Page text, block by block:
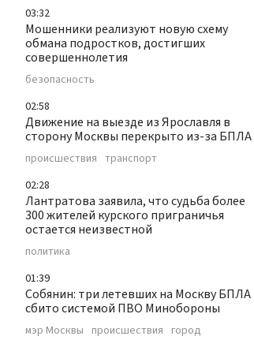
03:32
Мошенники реализуют новую схему
обмана подростков, достигших
совершеннолетия
безопасность
02:58
Движение на выезде из Ярославля в
сторону Москвы перекрыто из-за БПЛА
происшествия транспорт
02:28
Лантратова заявила, что судьба более
300 жителей курского приграничья
остается неизвестной
политика
01:39
Собянин: три летевших на Москву БПЛА
сбито системой ПВО Минобороны
мэр Москвы происшествия город